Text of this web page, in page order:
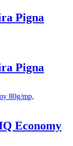
Pigna
Pigna
Economy